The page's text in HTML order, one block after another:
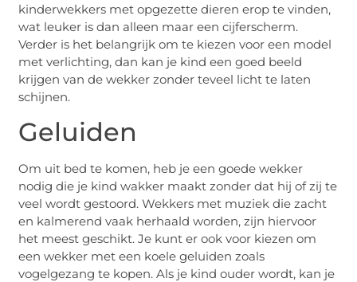
kinderwekkers met opgezette dieren erop te vinden,
wat leuker is dan alleen maar een cijferscherm.
Verder is het belangrijk om te kiezen voor een model
met verlichting, dan kan je kind een goed beeld
krijgen van de wekker zonder teveel licht te laten
schijnen.
Geluiden
Om uit bed te komen, heb je een goede wekker
nodig die je kind wakker maakt zonder dat hij of zij te
veel wordt gestoord. Wekkers met muziek die zacht
en kalmerend vaak herhaald worden, zijn hiervoor
het meest geschikt. Je kunt er ook voor kiezen om
een wekker met een koele geluiden zoals
vogelgezang te kopen. Als je kind ouder wordt, kan je